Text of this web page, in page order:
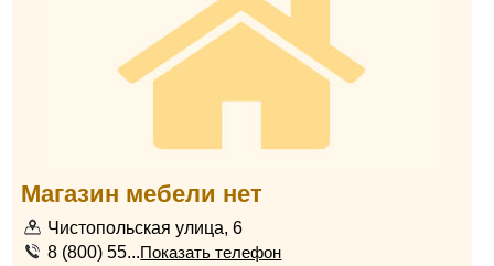
Магазин мебели нет
Чистопольская улица, 6
8 (800) 55...Показать телефон